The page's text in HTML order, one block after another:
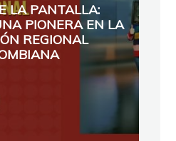
LA PANTALLA:
PIONERA EN LA
REGIONAL